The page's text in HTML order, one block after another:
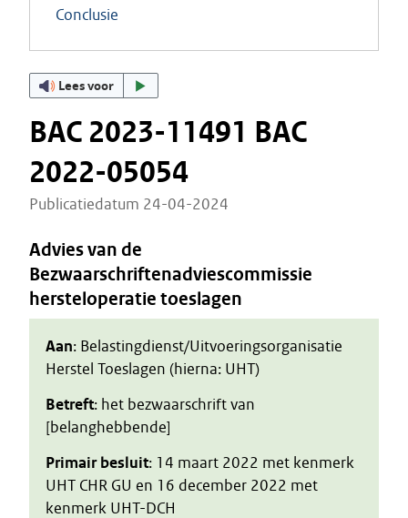
Conclusie
Lees voor
BAC 2023-11491 BAC
2022-05054
Publicatiedatum 24-04-2024
Advies van de
Bezwaarschriftenadviescommissie
hersteloperatie toeslagen
Aan: Belastingdienst/Uitvoeringsorganisatie
Herstel Toeslagen (hierna: UHT)
Betreft: het bezwaarschrift van
[belanghebbende]
Primair besluit: 14 maart 2022 met kenmerk
UHT CHR GU en 16 december 2022 met
kenmerk UHT-DCH